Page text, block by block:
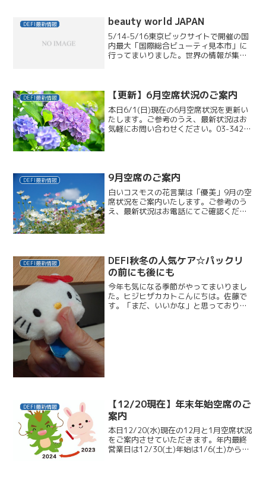
DEFI最新情報 beauty world JAPAN
5/14-5/16東京ビックサイトで開催の国
内最大「国際総合ビューティ見本市」に
行ってまいりました。世界の情報が集結
で取り入れたい情...
DEFI最新情報 【更新】6月空席状況のご案内
本日6/1(日)現在の6月空席状況を更新い
たします。ご参考のうえ、最新状況はお
気軽にお問い合わせください。03-3422-
DEFI最新情報 9月空席のご案内
白いコスモスの花言葉は「優美」9月の空
席状況をご案内いたします。ご参考のう
え、最新状況はお電話にてご確認くださ
DEFI最新情報
DEFI秋冬の人気ケア☆パックリ
の前にも後にも
今年も気になる季節がやってまいりまし
た。ヒジヒザカカトこんにちは。佐藤で
す。「まだ、いいかな」と思っておりま
DEFI最新情報
【12/20現在】年末年始空席のご
案内
本日12/20(水)現在の12月と1月空席状況
をご案内させていただきます。年内最終
営業日は12/30(土)年始は1/6(土)から営